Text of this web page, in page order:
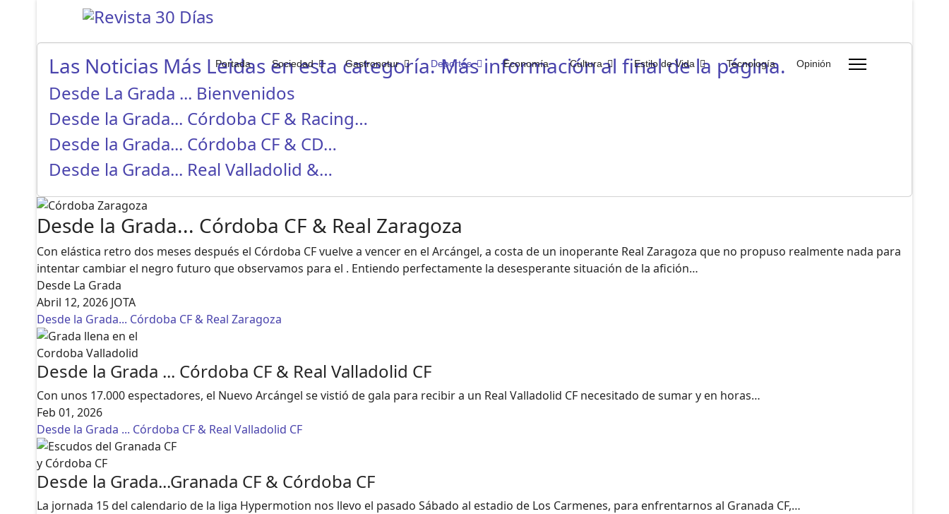
Portada Sociedad Gastronotur Deportes Economía Cultura Estilo de Vida Tecnología Opinión
Las Noticias Más Leidas en esta categoría. Más información al final de la página.
Desde La Grada ... Bienvenidos
Desde la Grada... Córdoba CF & Racing…
Desde la Grada... Córdoba CF & CD…
Desde la Grada... Real Valladolid &…
Desde la Grada... Córdoba CF & Real Zaragoza
Con elástica retro dos meses después el Córdoba CF vuelve a vencer en el Arcángel, a costa de un inoperante Real Zaragoza que no propuso realmente nada para
intentar cambiar el negro futuro que observamos para el . Entiendo perfectamente la desesperante situación de la afición…
Desde La Grada
Abril 12, 2026 JOTA
Desde la Grada... Córdoba CF & Real Zaragoza
Desde la Grada ... Córdoba CF & Real Valladolid CF
Con unos 17.000 espectadores, el Nuevo Arcángel se vistió de gala para recibir a un Real Valladolid CF necesitado de sumar y en horas…
Feb 01, 2026
Desde la Grada ... Córdoba CF & Real Valladolid CF
Desde la Grada...Granada CF & Córdoba CF
La jornada 15 del calendario de la liga Hypermotion nos llevo el pasado Sábado al estadio de Los Carmenes, para enfrentarnos al Granada CF,…